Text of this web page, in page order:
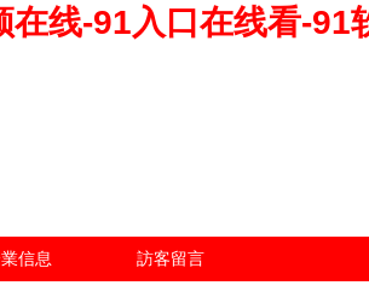
线-91入口在线看-
信息 訪客留言